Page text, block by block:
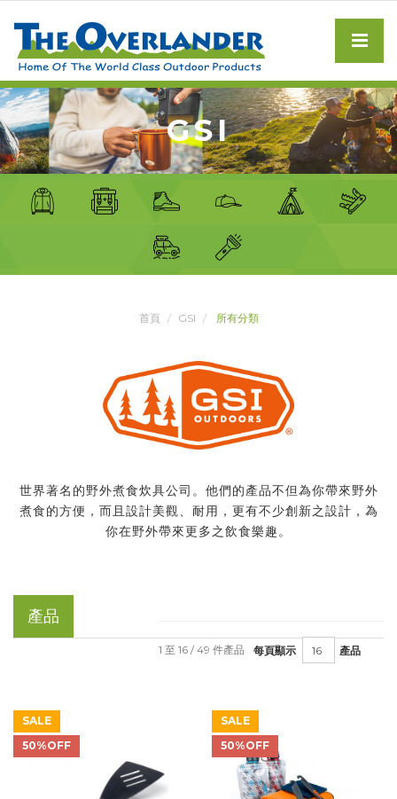
GSI
首頁 GSI 所有分類
世界著名的野外煮食炊具公司。他們的產品不但為你帶來野外
煮食的方便，而且設計美觀、耐用，更有不少創新之設計，為
你在野外帶來更多之飲食樂趣。
產品
每頁顯示 產品
1 至 16 / 49 件產品
SALE
50%OFF
SALE
50%OFF